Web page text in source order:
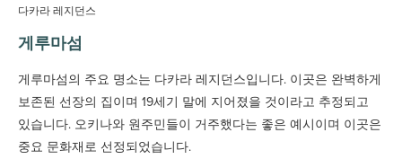
다카라 레지던스
게루마섬
게루마섬의 주요 명소는 다카라 레지던스입니다. 이곳은 완벽하게
보존된 선장의 집이며 19세기 말에 지어졌을 것이라고 추정되고
있습니다. 오키나와 원주민들이 거주했다는 좋은 예시이며 이곳은
중요 문화재로 선정되었습니다.